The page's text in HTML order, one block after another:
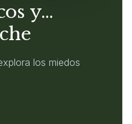
y…
los miedos